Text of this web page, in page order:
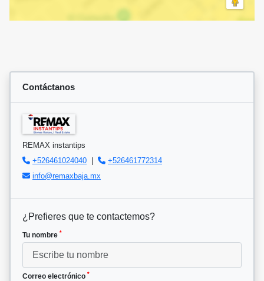
Contáctanos
REMAX instantips
+526461024040 |
+526461772314
info@remaxbaja.mx
¿Prefieres que te contactemos?
Tu nombre *
Correo electrónico *